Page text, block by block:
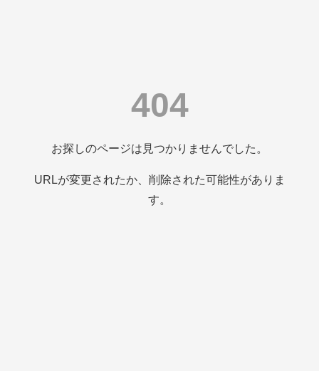
404
お探しのページは見つかりませんでした。
URLが変更されたか、削除された可能性がありま
す。